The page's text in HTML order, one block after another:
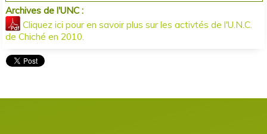
Archives de l'UNC :
Cliquez ici pour en savoir plus sur les activtés de l'U.N.C.
de Chiché en 2010.